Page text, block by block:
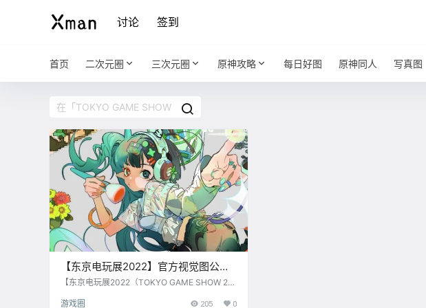
讨论 签到
首页 二次元圈 三次元圈 原神攻略 每日好图 原神同人 写真图
【东京电玩展2022】官方视觉图公
布，将在9月15至18日举办
【东京电玩展2022（TOKYO GAME SHOW 20
年9月15至18日举办。 本次电玩展将回归线下举
游戏圈 205 0